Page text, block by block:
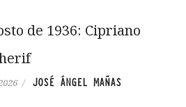
de 1936: Cipriano
/ JOSÉ ÁNGEL MAÑAS